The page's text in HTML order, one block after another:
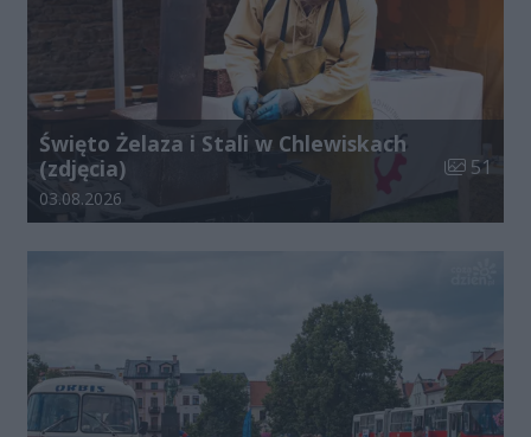
Święto Żelaza i Stali w Chlewiskach
(zdjęcia)
Liczba
51
Data dodania galerii:
03.08.2026